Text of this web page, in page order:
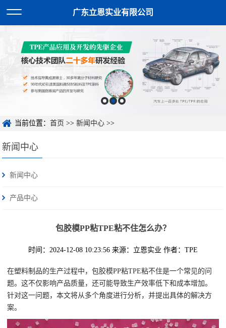
广东立恩实业有限公司
当前位置：首页 >>新闻中心 >>
新闻中心
新闻中心
产品中心
包胶模PP粘TPE粘不住怎么办？
时间：2024-12-08 10:23:56 来源：立恩实业 作者：TPE
在塑料制品的生产过程中，包胶模PP粘TPE粘不住是一个常见的问
题。这不仅影响产品质量，还可能导致生产效率低下和成本增加。
针对这一问题，本文将从多个角度进行分析，并提出具体的解决方
案。